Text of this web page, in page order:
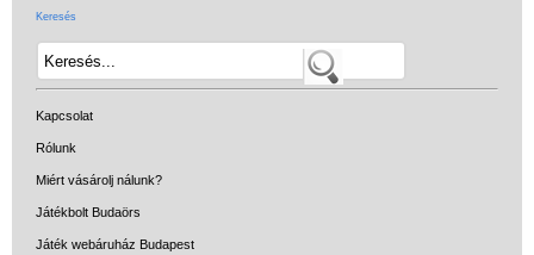
Keresés
Kapcsolat
Rólunk
Miért vásárolj nálunk?
Játékbolt Budaörs
Játék webáruház Budapest